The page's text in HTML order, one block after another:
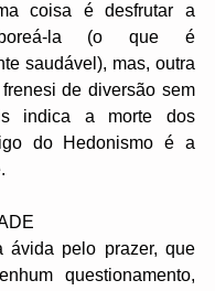
coisa é desfrutar a
la (o que é
saudável), mas, outra
de diversão sem
indica a morte dos
do Hedonismo é a
ávida pelo prazer, que
questionamento,